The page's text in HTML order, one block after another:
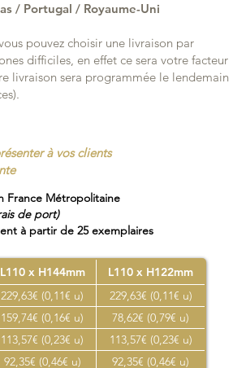
/ Portugal / Royaume-Uni
pouvez choisir une livraison par
difficiles, en effet ce sera votre facteur
livraison sera programmée le lendemain
à vos clients
France Métropolitaine
de port)
à partir de 25 exemplaires
L110 x H144mm
L110 x H122mm
229,63€ (0,11€ u)
229,63€ (0,11€ u)
159,74€ (0,16€ u)
78,62€ (0,79€ u)
113,57€ (0,23€ u)
113,57€ (0,23€ u)
92,35€ (0,46€ u)
92,35€ (0,46€ u)